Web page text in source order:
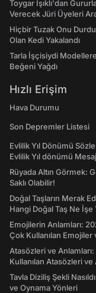
Toygar Işıklı'dan
Verecek Jüri Üyeleri
Hiçbir Tuzak Onu
Olan Kedi Yakalandı
Tarla İşçisiydi Modellere
Beğeni Yağdı
Hızlı Erişim
Hava Durumu
Son Depremler Listesi
Evlilik Yıl Dönümü
Evlilik Yıl dönümü
Rüyada Altın Görmek:
Saklı Olabilir!
Doğal Taşların Merak
Hangi Doğal Taş Ne İşe
Emojilerin Anlamları:
Çok Kullanılan Emojiler
Atasözleri ve
Kullanılan Atasözleri ve
Tavla Diziliş Şekli
ve Oynama Yönleri